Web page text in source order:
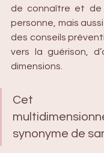
de connaître et de
personne, mais
des conseils
vers la guérison,
dimensions.
Cet
synonyme de